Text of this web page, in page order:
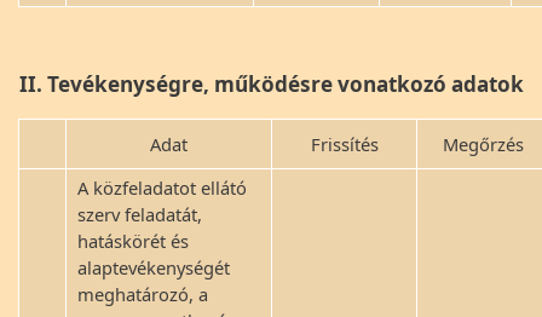
II. Tevékenységre, működésre vonatkozó adatok
Adat Frissítés Megőrzés
A közfeladatot ellátó
szerv feladatát,
hatáskörét és
alaptevékenységét
meghatározó, a